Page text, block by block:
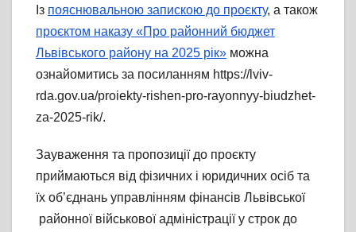
Із пояснювальною запискою до проєкту, а також
проєктом наказу «Про районний бюджет
Львівського району на 2025 рік» можна
ознайомитись за посиланням https://lviv-
rda.gov.ua/proiekty-rishen-pro-rayonnyy-biudzhet-
za-2025-rik/.
Зауваження та пропозиції до проєкту
приймаються від фізичних і юридичних осіб та
їх об’єднань управлінням фінансів Львівської
районної військової адміністрації у строк до